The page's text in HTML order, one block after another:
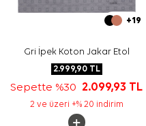
+19
Gri İpek Koton Jakar Etol
2.999,90TL
Sepette %30 2.099,93 TL
2 ve üzeri +% 20 indirim